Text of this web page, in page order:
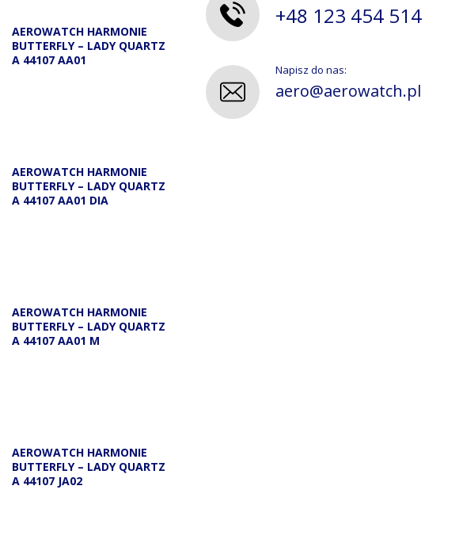
AEROWATCH HARMONIE
BUTTERFLY – LADY QUARTZ
A 44107 AA01
AEROWATCH HARMONIE
BUTTERFLY – LADY QUARTZ
A 44107 AA01 DIA
AEROWATCH HARMONIE
BUTTERFLY – LADY QUARTZ
A 44107 AA01 M
AEROWATCH HARMONIE
BUTTERFLY – LADY QUARTZ
A 44107 JA02
+48 123 454 514
Napisz do nas:
aero@aerowatch.pl